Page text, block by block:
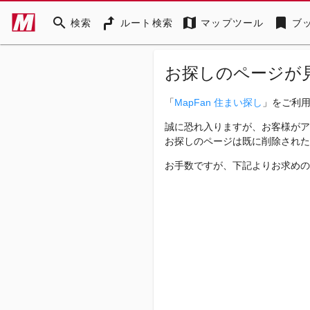
search 検索 ルート検索 map マップツール bookmark ブ
お探しのページが
「MapFan 住まい探し 」をご利
誠に恐れ入りますが、お客様が
お探しのページは既に削除され
お手数ですが、下記よりお求め